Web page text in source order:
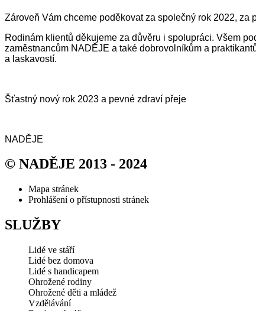
Zároveň Vám chceme poděkovat za společný rok 2022, za
Rodinám klientů děkujeme za důvěru i spolupráci. Všem
zaměstnancům NADĚJE a také dobrovolníkům a
a laskavostí.
Šťastný nový rok 2023 a pevné zdraví přeje
NADĚJE
© NADĚJE 2013 - 2024
Mapa stránek
Prohlášení o přístupnosti stránek
SLUŽBY
Lidé ve stáří
Lidé bez domova
Lidé s handicapem
Ohrožené rodiny
Ohrožené děti a mládež
Vzdělávání